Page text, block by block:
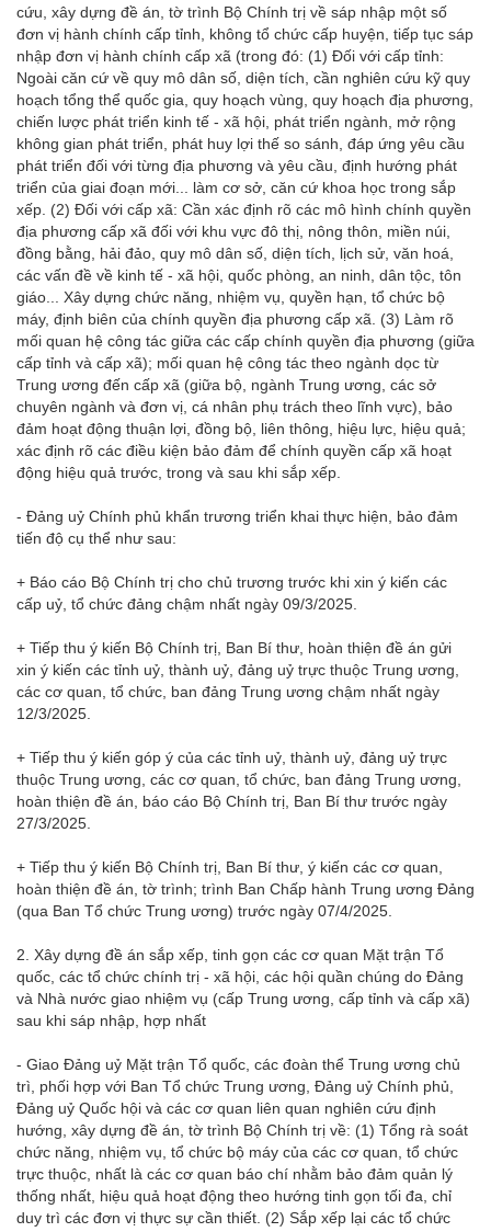
cứu, xây dựng đề án, tờ trình Bộ Chính trị về sáp nhập một số
đơn vị hành chính cấp tỉnh, không tổ chức cấp huyện, tiếp tục sáp
nhập đơn vị hành chính cấp xã (trong đó: (1) Đối với cấp tỉnh:
Ngoài căn cứ về quy mô dân số, diện tích, cần nghiên cứu kỹ quy
hoạch tổng thể quốc gia, quy hoạch vùng, quy hoạch địa phương,
chiến lược phát triển kinh tế - xã hội, phát triển ngành, mở rộng
không gian phát triển, phát huy lợi thế so sánh, đáp ứng yêu cầu
phát triển đối với từng địa phương và yêu cầu, định hướng phát
triển của giai đoạn mới... làm cơ sở, căn cứ khoa học trong sắp
xếp. (2) Đối với cấp xã: Cần xác định rõ các mô hình chính quyền
địa phương cấp xã đối với khu vực đô thị, nông thôn, miền núi,
đồng bằng, hải đảo, quy mô dân số, diện tích, lịch sử, văn hoá,
các vấn đề về kinh tế - xã hội, quốc phòng, an ninh, dân tộc, tôn
giáo... Xây dựng chức năng, nhiệm vụ, quyền hạn, tổ chức bộ
máy, định biên của chính quyền địa phương cấp xã. (3) Làm rõ
mối quan hệ công tác giữa các cấp chính quyền địa phương (giữa
cấp tỉnh và cấp xã); mối quan hệ công tác theo ngành dọc từ
Trung ương đến cấp xã (giữa bộ, ngành Trung ương, các sở
chuyên ngành và đơn vị, cá nhân phụ trách theo lĩnh vực), bảo
đảm hoạt động thuận lợi, đồng bộ, liên thông, hiệu lực, hiệu quả;
xác định rõ các điều kiện bảo đảm để chính quyền cấp xã hoạt
động hiệu quả trước, trong và sau khi sắp xếp.
- Đảng uỷ Chính phủ khẩn trương triển khai thực hiện, bảo đảm
tiến độ cụ thể như sau:
+ Báo cáo Bộ Chính trị cho chủ trương trước khi xin ý kiến các
cấp uỷ, tổ chức đảng chậm nhất ngày 09/3/2025.
+ Tiếp thu ý kiến Bộ Chính trị, Ban Bí thư, hoàn thiện đề án gửi
xin ý kiến các tỉnh uỷ, thành uỷ, đảng uỷ trực thuộc Trung ương,
các cơ quan, tổ chức, ban đảng Trung ương chậm nhất ngày
12/3/2025.
+ Tiếp thu ý kiến góp ý của các tỉnh uỷ, thành uỷ, đảng uỷ trực
thuộc Trung ương, các cơ quan, tổ chức, ban đảng Trung ương,
hoàn thiện đề án, báo cáo Bộ Chính trị, Ban Bí thư trước ngày
27/3/2025.
+ Tiếp thu ý kiến Bộ Chính trị, Ban Bí thư, ý kiến các cơ quan,
hoàn thiện đề án, tờ trình; trình Ban Chấp hành Trung ương Đảng
(qua Ban Tổ chức Trung ương) trước ngày 07/4/2025.
2. Xây dựng đề án sắp xếp, tinh gọn các cơ quan Mặt trận Tổ
quốc, các tổ chức chính trị - xã hội, các hội quần chúng do Đảng
và Nhà nước giao nhiệm vụ (cấp Trung ương, cấp tỉnh và cấp xã)
sau khi sáp nhập, hợp nhất
- Giao Đảng uỷ Mặt trận Tổ quốc, các đoàn thể Trung ương chủ
trì, phối hợp với Ban Tổ chức Trung ương, Đảng uỷ Chính phủ,
Đảng uỷ Quốc hội và các cơ quan liên quan nghiên cứu định
hướng, xây dựng đề án, tờ trình Bộ Chính trị về: (1) Tổng rà soát
chức năng, nhiệm vụ, tổ chức bộ máy của các cơ quan, tổ chức
trực thuộc, nhất là các cơ quan báo chí nhằm bảo đảm quản lý
thống nhất, hiệu quả hoạt động theo hướng tinh gọn tối đa, chỉ
duy trì các đơn vị thực sự cần thiết. (2) Sắp xếp lại các tổ chức